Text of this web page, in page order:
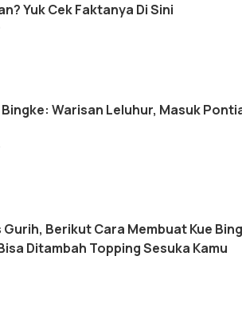
Yuk Cek Faktanya Di Sini
Warisan Leluhur, Masuk
Gurih, Berikut Cara Membuat Kue
Ditambah Topping Sesuka Kamu